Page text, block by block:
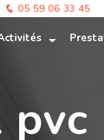
05 59 06 33 45